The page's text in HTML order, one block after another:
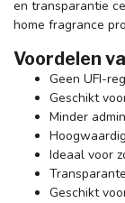
en transparantie
home fragrance
Voordelen
Geen UFI-
Geschikt
Minder
Ideaal voor
Geschikt